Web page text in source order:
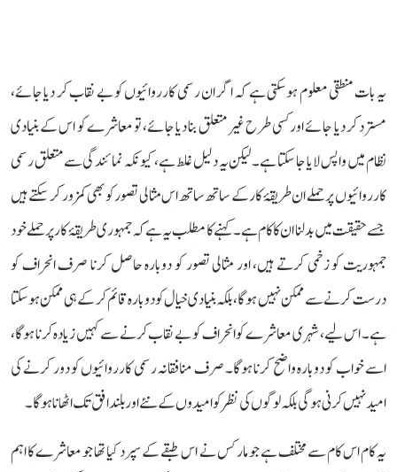
یہ بات منطقی معلوم ہو سکتی ہے کہ اگر ان رسمی کارروائیوں کو بے نقاب کر دیا جائے،
مسترد کر دیا جائے اور کسی طرح غیر متعلق بنا دیا جائے، تو معاشرے کو اس کے بنیادی
نظام میں واپس لایا جا سکتا ہے۔ لیکن یہ دلیل غلط ہے، کیونکہ نمائندگی سے متعلق رسمی
کارروائیوں پر حملے ان طریقۂ کار کے ساتھ ساتھ اس مثالی تصور کو بھی کمزور کر سکتے ہیں
جسے حقیقت میں بدلنا ان کا کام ہے۔ کہنے کا مطلب یہ ہے کہ جمہوری طریقۂ کار پر حملے خود
جمہوریت کو زخمی کرتے ہیں، اور مثالی تصور کو دوبارہ حاصل کرنا صرف انحراف کو
درست کرنے سے ممکن نہیں ہوگا، بلکہ بنیادی خیال کو دوبارہ قائم کر کے ہی ممکن ہو سکتا
ہے۔ اس لیے، شہری معاشرے کو انحراف کو بے نقاب کرنے سے کہیں زیادہ کرنا ہوگا،
اسے خواب کو دوبارہ واضح کرنا ہوگا۔ صرف منافقانہ رسمی کارروائیوں کو دور کرنے کی
امید نہیں کرنی ہوگی بلکہ لوگوں کی نظر کو امیدوں کے نئے اور بلند افق تک اٹھانا ہوگا۔
یہ کام اس کام سے مختلف ہے جو مارکس نے اس طبقے کے سپرد کیا تھا جو معاشرے کا اہم